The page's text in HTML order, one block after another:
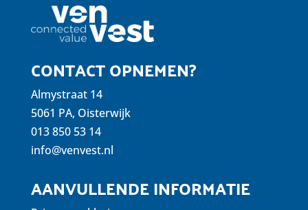
CONTACT OPNEMEN?
Almystraat 14
5061 PA, Oisterwijk
013 850 53 14
info@venvest.nl
AANVULLENDE INFORMATIE